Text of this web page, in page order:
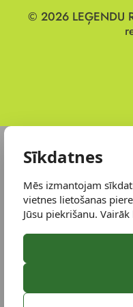
© 2026 LEĢENDU
Sīkdatnes
Mēs izmantojam
vietnes lietošanas
Jūsu piekrišanu.